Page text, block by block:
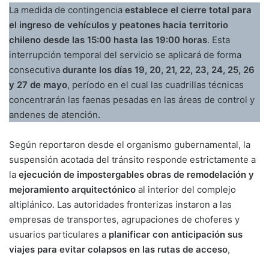
La medida de contingencia establece el cierre total para
el ingreso de vehículos y peatones hacia territorio
chileno desde las 15:00 hasta las 19:00 horas. Esta
interrupción temporal del servicio se aplicará de forma
consecutiva durante los días 19, 20, 21, 22, 23, 24, 25, 26
y 27 de mayo, período en el cual las cuadrillas técnicas
concentrarán las faenas pesadas en las áreas de control y
andenes de atención.
Según reportaron desde el organismo gubernamental, la
suspensión acotada del tránsito responde estrictamente a
la ejecución de impostergables obras de remodelación y
mejoramiento arquitectónico al interior del complejo
altiplánico. Las autoridades fronterizas instaron a las
empresas de transportes, agrupaciones de choferes y
usuarios particulares a planificar con anticipación sus
viajes para evitar colapsos en las rutas de acceso,